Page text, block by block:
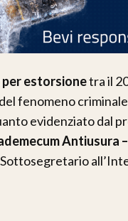
per estorsionetra il
fenomeno
evidenziato dal
Antiusura